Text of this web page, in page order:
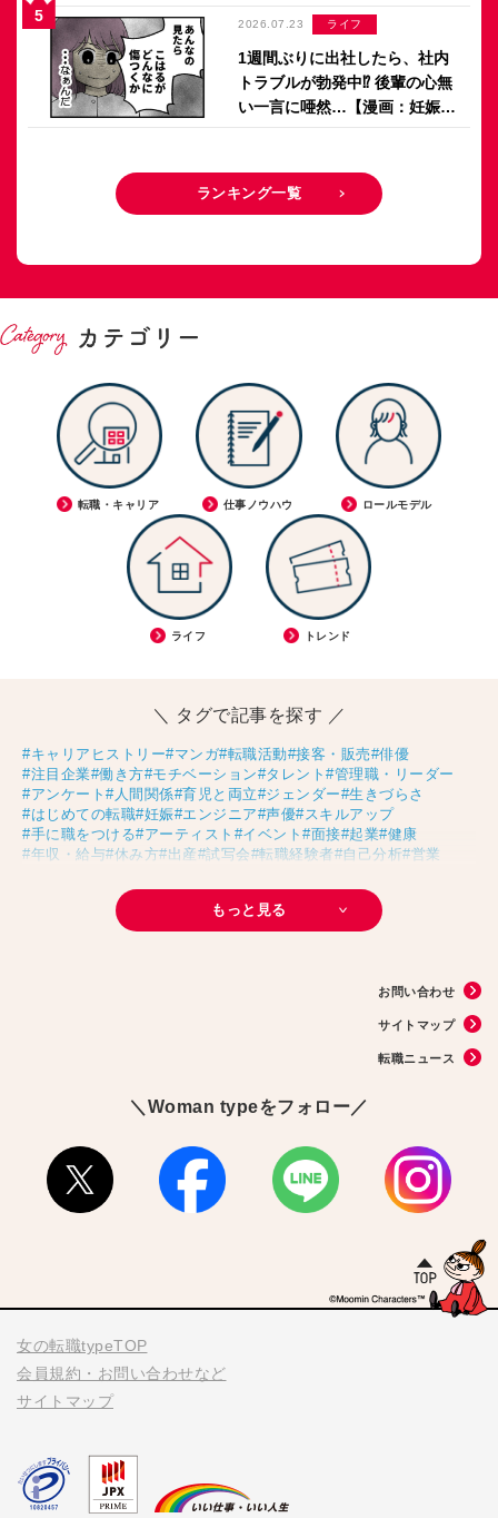
のアパレル日記 by ぼのこ】
2026.07.23 ライフ
1週間ぶりに出社したら、社内
トラブルが勃発中⁉ 後輩の心無
い一言に唖然…【漫画：妊娠し
ないのは、誰のせい？】
ランキング一覧
転職・キャリア 仕事ノウハウ ロールモデル
ライフ トレンド
＼ タグで記事を探す ／
#キャリアヒストリー#マンガ#転職活動#接客・販売#俳優
#注目企業#働き方#モチベーション#タレント #管理職・リーダー
#アンケート #人間関係#育児と両立#ジェンダー#生きづらさ
#はじめての転職#妊娠#エンジニア#声優#スキルアップ
#手に職をつける#アーティスト #イベント #面接#起業#健康
#年収・給与#休み方#出産#試写会#転職経験者#自己分析#営業
#30代の転職#Meets！#チームビルディング#お金
#リモートワーク
#パラレルキャリア#D＆I
#大木亜希子
#生産性アップ#恋愛#不妊治療#人事#アナウンサー
#タスク管理
もっと見る
お問い合わせ
サイトマップ
転職ニュース
＼Woman typeをフォロー／
女の転職typeTOP
会員規約・お問い合わせなど
サイトマップ